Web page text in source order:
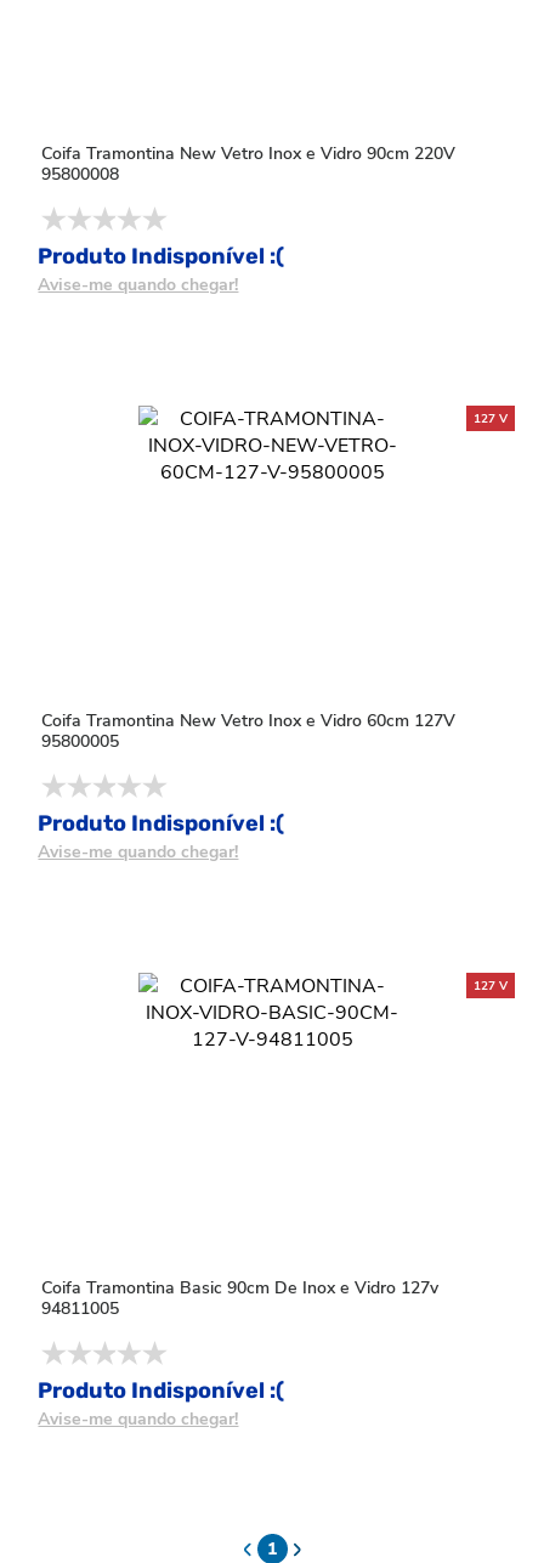
Coifa Tramontina New Vetro Inox e Vidro 90cm 220V
95800008
Produto Indisponível :(
Avise-me quando chegar!
Coifa Tramontina New Vetro Inox e Vidro 60cm 127V
95800005
Produto Indisponível :(
Avise-me quando chegar!
Coifa Tramontina Basic 90cm De Inox e Vidro 127v
94811005
Produto Indisponível :(
Avise-me quando chegar!
1